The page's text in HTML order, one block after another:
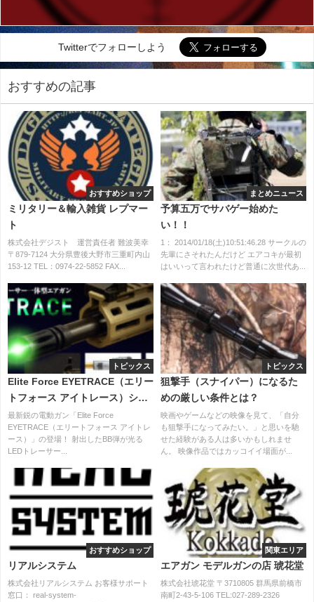
Twitterでフォローしよう
おすすめの記事
おすすめショップ
ミリタリー＆輸入雑貨 レプマー
ト
株式会社デジスト 運営責任者 難波美幸
〒879-7124 大分県豊後大野市三重町内山
153-12 TEL：0974-22-5852 FAX...
まとめニュース
予算五万でサバゲー始めた
い！！
1： 2014/01/18(土)10:51:46.28 サークルの
先輩にさそれたんだけど エアコキが最初
はいいって言われたけど普通に次世代あ...
トピックス
Elite Force EYETRACE（エリー
トフォース アイトレース）シリ
ーズ エアソフトガン第一弾！革
新的なLEDトレーサー内蔵 ”電動
ガン” がついに登場！
最新鋭の電動ガン「Elite Force
EYETRACE（エリートフォース アイトレ
ース）」の登場！ 射出したBB弾が光る
LEDトレーサー...
トピックス
狙撃手（スナイパー）になるた
めの厳しい条件とは？
映画やゲームなどの映像を見て、「自分
も狙撃手になってみたい。」と思いを馳
せた経験がある人は多いかもしれませ
ん。 映像作品ではカッコイイ場面が...
おすすめショップ
リアルシステム
株式会社リアルシステム お客様サポート
窓口： real-system-
関東エリア
エアガン モデルガンの店 琥花堂
株式会社琥花堂 〒3710805 群馬県前橋市
南町2-43-5-106 TEL:027-289-2326